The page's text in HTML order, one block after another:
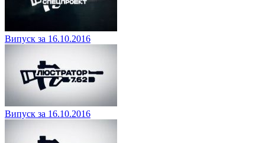
Випуск за 16.10.2016
Випуск за 16.10.2016